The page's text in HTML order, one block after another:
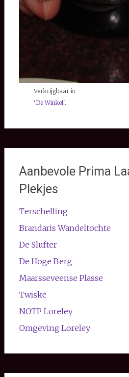
Verkrijgbaar in
'De Winkel'.
Aanbevole Prima
Plekjes
Terschelling
Brandaris Wandeltochte
De Slufter
De Hoge Berg
Maarsseveense Plasse
Twiske
NOTP Loreley
Omgeving Loreley